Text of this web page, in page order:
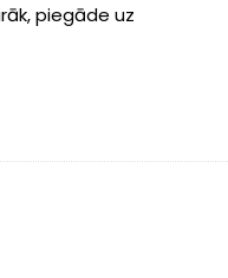
piegāde uz